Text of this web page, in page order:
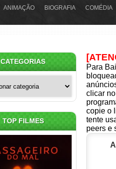
ANIMAÇÃO BIOGRAFIA COMÉDIA
Para
clicar
copie o
tente
peers e
CATEGORIAS
TOP FILMES